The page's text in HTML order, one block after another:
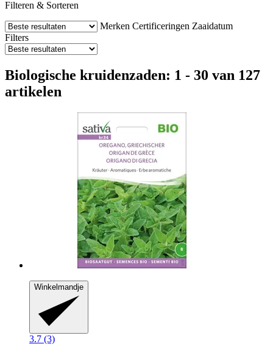
Filteren & Sorteren
Merken Certificeringen Zaaidatum
Filters
Biologische kruidenzaden: 1 - 30 van 127
artikelen
Winkelmandje
3.7 (3)